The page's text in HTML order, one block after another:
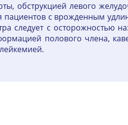
обструкцией левого
с врожденным
следует с осторожностью
полового члена,